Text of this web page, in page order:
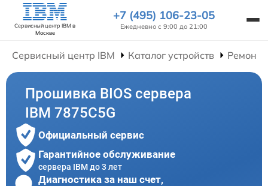
Сервисный центр IBM в
Москве
+7 (495) 106-23-05
Ежедневно с 9:00 до 21:00
Сервисный центр IBM Каталог устройств Ремонт
Прошивка BIOS сервера
IBM 7875C5G
Официальный сервис
Гарантийное обслуживание
сервера IBM до 3 лет
Диагностика за наш счет,